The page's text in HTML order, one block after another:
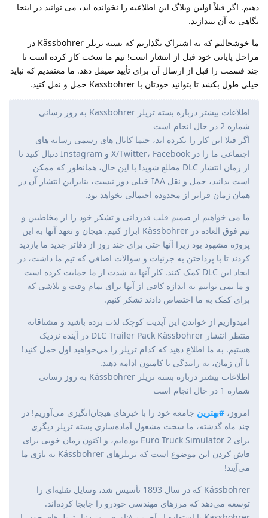
دهیم. اگر قبلاً اولین وبلاگ این اطلاعیه را نخوانده اید، می توانید در اینجا
نگاهی به آن بیندازید.
ما خوشحالیم که به اشتراک بگذاریم که بسته تریلر Kässbohrer در
مراحل پایانی خود قبل از انتشار است! تیم ما سخت کار کرده است تا
چند قسمت را قبل از ارسال آن برای تأیید صیقل دهد. ما معتقدیم که نباید
خیلی طول بکشد تا بتوانید خودتان با Kässbohrer حمل و نقل کنید.
اطلاعات بیشتر درباره بسته تریلر Kässbohrer به روز رسانی
شماره 2 در حال انجام است
اگر قبلا این کار را نکرده اید، حتما کانال های رسمی رسانه های
اجتماعی ما را در X/Twitter، Facebook و Instagram دنبال کنید تا
از زمان انتشار DLC مطلع شوید! با این حال، همانطور که ممکن
است بدانید، حمل و نقل IAA خیلی دور نیست، بنابراین انتشار آن در
همان زمان فراتر از محدوده احتمالی نخواهد بود.
ما می خواهیم از صمیم قلب قدردانی و تشکر خود را از مخاطبین و
تیم فوق العاده در Kässbohrer ابراز کنیم. هیجان و تعهد آنها به این
پروژه مشهود بود زیرا آنها حتی برای چند روز از دفاتر جدید ما بازدید
کردند تا با پرداختن به جزئیات و سوالات اضافی که تیم ما داشت، در
ایجاد این DLC کمک کنند. کار آنها به شدت از ما حمایت کرده است
و ما نمی توانیم به اندازه کافی از آنها برای تمام وقت و تلاشی که
برای کمک به ما اختصاص دادند تشکر کنیم.
امیدواریم از خواندن این آپدیت کوچک لذت برده باشید و مشتاقانه
منتظر انتشار DLC Trailer Pack Kässbohrer در آینده نزدیک
هستیم. به ما اطلاع دهید که کدام تریلر را می‌خواهید اول حمل کنید!
تا آن زمان، به رانندگی با کامیون ادامه دهید.
اطلاعات بیشتر درباره بسته تریلر Kässbohrer به روز رسانی
شماره 1 در حال انجام است
امروز، #بهترین جامعه خود را با خبرهای هیجان‌انگیزی می‌آوریم! در
چند ماه گذشته، ما سخت مشغول آماده‌سازی بسته تریلر دیگری
برای Euro Truck Simulator 2 بوده‌ایم، و اکنون زمان خوبی برای
فاش کردن این موضوع است که تریلرهای Kässbohrer به بازی ما
می‌آیند!
Kässbohrer که در سال 1893 تأسیس شد، وسایل نقلیه‌ای را
توسعه می‌دهد که مرزهای مهندسی خودرو را جابجا کرده‌اند.